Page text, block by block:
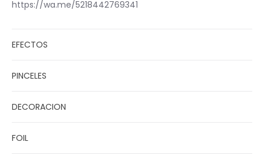
https://wa.me/5218442769341
EFECTOS
PINCELES
DECORACION
FOIL